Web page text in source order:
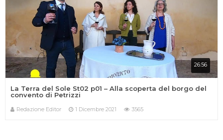
26:56
La Terra del Sole St02 p01 – Alla scoperta del borgo del
convento di Petrizzi
Redazione Editor 1 Dicembre 2021 3565